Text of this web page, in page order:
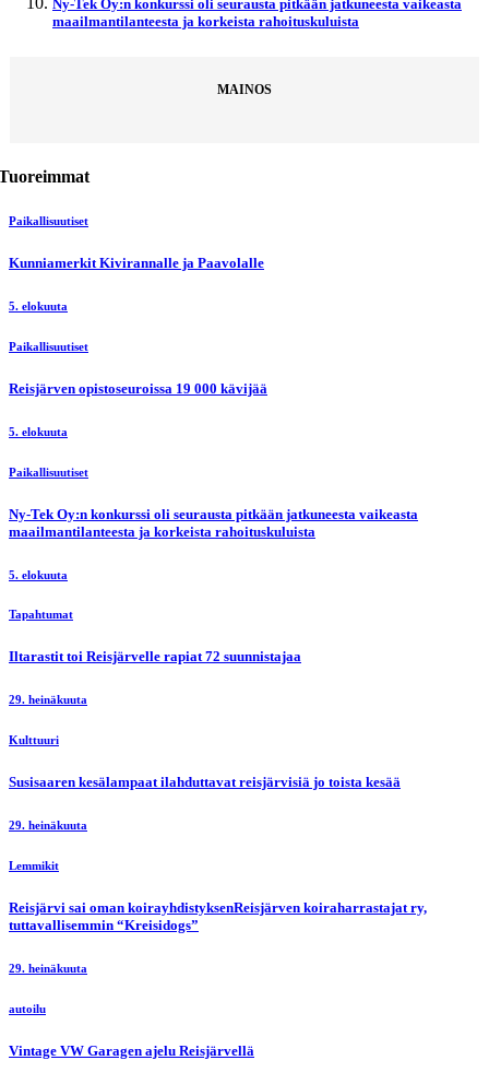
Ny-Tek Oy:n konkurssi oli seurausta pitkään jatkuneesta vaikeasta
maailmantilanteesta ja korkeista rahoituskuluista
MAINOS
Paikallisuutiset
Kunniamerkit Kivirannalle ja Paavolalle
5. elokuuta
Paikallisuutiset
Reisjärven opistoseuroissa 19 000 kävijää
5. elokuuta
Paikallisuutiset
Ny-Tek Oy:n konkurssi oli seurausta pitkään jatkuneesta vaikeasta
maailmantilanteesta ja korkeista rahoituskuluista
5. elokuuta
Tapahtumat
Iltarastit toi Reisjärvelle rapiat 72 suunnistajaa
29. heinäkuuta
Kulttuuri
Susisaaren kesälampaat ilahduttavat reisjärvisiä jo toista kesää
29. heinäkuuta
Lemmikit
Reisjärvi sai oman koirayhdistyksenReisjärven koiraharrastajat ry,
tuttavallisemmin “Kreisidogs”
29. heinäkuuta
autoilu
Vintage VW Garagen ajelu Reisjärvellä